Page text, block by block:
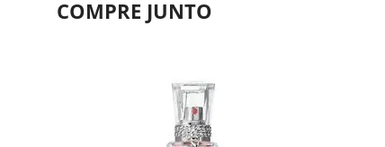
COMPRE JUNTO